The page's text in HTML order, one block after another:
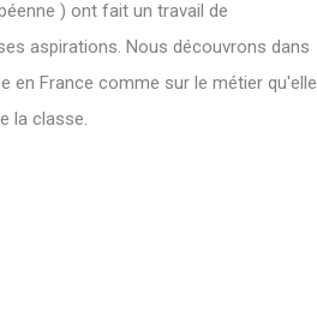
) ont fait un travail de
aspirations. Nous découvrons dans
en France comme sur le métier qu'elle
la classe.